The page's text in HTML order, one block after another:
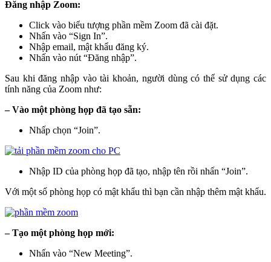
Đăng nhập Zoom:
Click vào biểu tượng phần mềm Zoom đã cài đặt.
Nhấn vào “Sign In”.
Nhập email, mật khẩu đăng ký.
Nhấn vào nút “Đăng nhập”.
Sau khi đăng nhập vào tài khoản, người dùng có thể sử dụng các
tính năng của Zoom như:
– Vào một phòng họp đã tạo sẵn:
Nhấp chọn “Join”.
Nhập ID của phòng họp đã tạo, nhập tên rồi nhấn “Join”.
Với một số phòng họp có mật khẩu thì bạn cần nhập thêm mật khẩu.
– Tạo một phòng họp mới:
Nhấn vào “New Meeting”.